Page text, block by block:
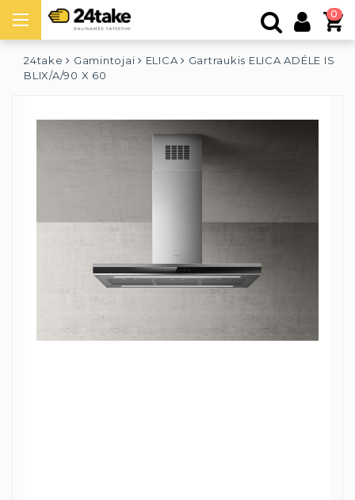
0
24take Gamintojai ELICA
Gartraukis ELICA ADÉLE IS
BLIX/A/90 X 60